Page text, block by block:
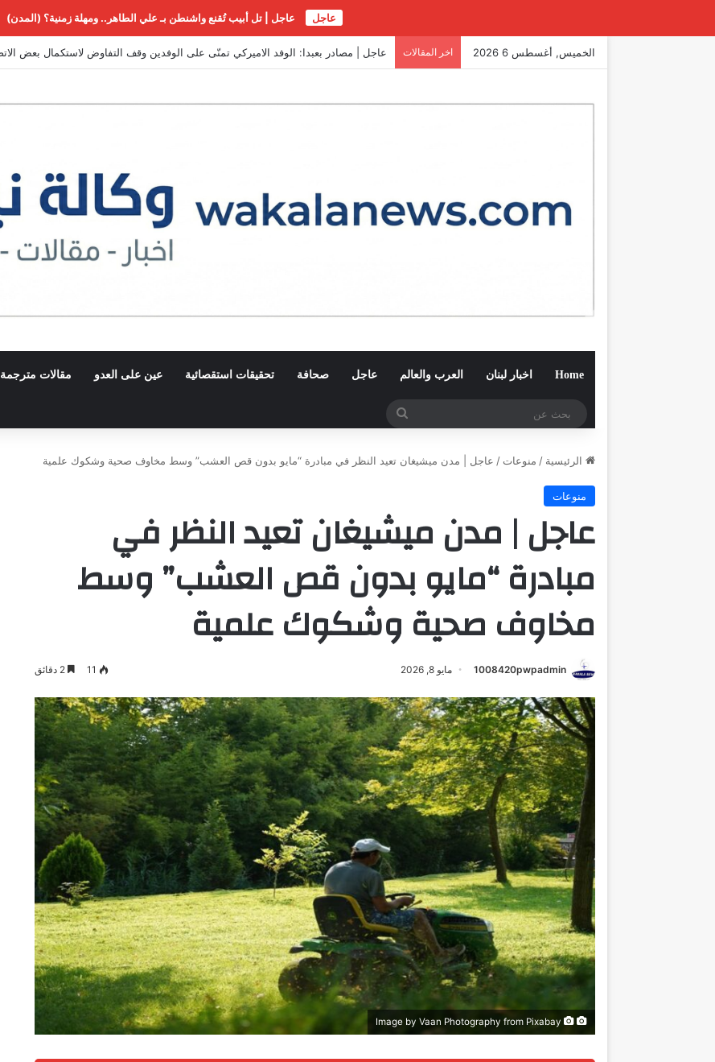
عاجل عاجل | تل أبيب تُقنع واشنطن بـ علي الطاهر.. ومهلة زمنية؟ (المدن)
الخميس, أغسطس 6 2026 اخر المقالات
Home اخبار لبنان العرب والعالم عاجل صحافة تحقيقات استقصائية عين على العدو مقالات مترجمة
الرئيسية / منوعات / عاجل | مدن ميشيغان تعيد النظر في مبادرة “مايو بدون قص العشب” وسط مخاوف صحية وشكوك علمية
منوعات
عاجل | مدن ميشيغان تعيد النظر في
مبادرة “مايو بدون قص العشب” وسط
مخاوف صحية وشكوك علمية
1008420pwpadmin مايو 8, 2026 11 2 دقائق